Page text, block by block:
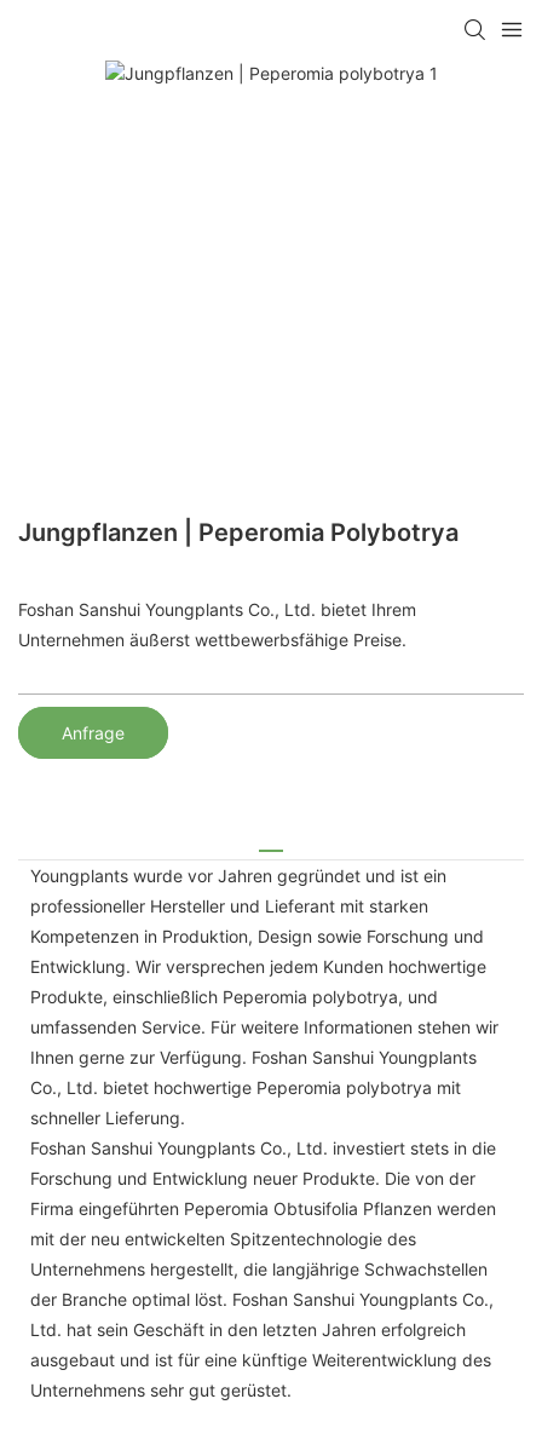
Jungpflanzen | Peperomia Polybotrya
Foshan Sanshui Youngplants Co., Ltd. bietet Ihrem
Unternehmen äußerst wettbewerbsfähige Preise.
Anfrage
Youngplants wurde vor Jahren gegründet und ist ein
professioneller Hersteller und Lieferant mit starken
Kompetenzen in Produktion, Design sowie Forschung und
Entwicklung. Wir versprechen jedem Kunden hochwertige
Produkte, einschließlich Peperomia polybotrya, und
umfassenden Service. Für weitere Informationen stehen wir
Ihnen gerne zur Verfügung. Foshan Sanshui Youngplants
Co., Ltd. bietet hochwertige Peperomia polybotrya mit
schneller Lieferung.
Foshan Sanshui Youngplants Co., Ltd. investiert stets in die
Forschung und Entwicklung neuer Produkte. Die von der
Firma eingeführten Peperomia Obtusifolia Pflanzen werden
mit der neu entwickelten Spitzentechnologie des
Unternehmens hergestellt, die langjährige Schwachstellen
der Branche optimal löst. Foshan Sanshui Youngplants Co.,
Ltd. hat sein Geschäft in den letzten Jahren erfolgreich
ausgebaut und ist für eine künftige Weiterentwicklung des
Unternehmens sehr gut gerüstet.